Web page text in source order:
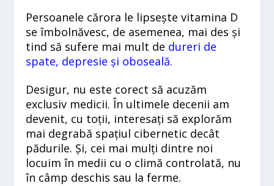
Persoanele cărora le lipsește vitamina D
se îmbolnăvesc, de asemenea, mai des și
tind să sufere mai mult de dureri de
spate, depresie și oboseală.
Desigur, nu este corect să acuzăm
exclusiv medicii. În ultimele decenii am
devenit, cu toții, interesați să explorăm
mai degrabă spațiul cibernetic decât
pădurile. Și, cei mai mulți dintre noi
locuim în medii cu o climă controlată, nu
în câmp deschis sau la ferme.